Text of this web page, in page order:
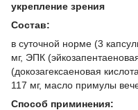
укрепление зрения
Состав:
в суточной норме (3
мг, ЭПК
(докозагексаеновая
117 мг, масло примулы
Способ приминения: